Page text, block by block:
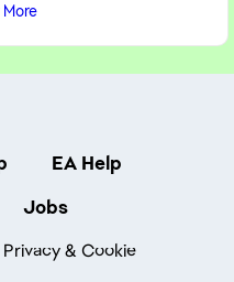
EA Help
Jobs
Privacy & Cookie